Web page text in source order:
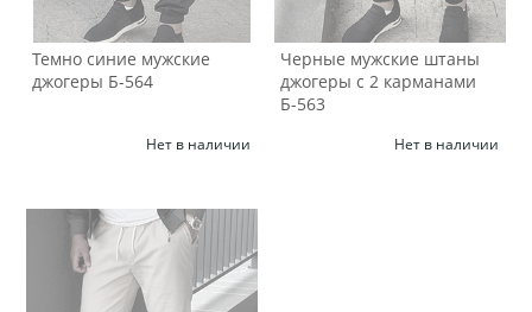
Темно синие мужские
джогеры Б-564
Нет в наличии
Черные мужские штаны
джогеры с 2 карманами
Б-563
Нет в наличии